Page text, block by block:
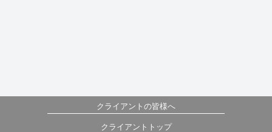
クライアントの皆様へ
クライアントトップ